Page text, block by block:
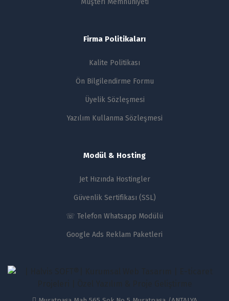
Firma Politikaları
Kalite Politikası
Ön Bilgilendirme Formu
Üyelik Sözleşmesi
Yazılım Kullanma Sözleşmesi
Modül & Hosting
Jet Hızında Hostingler
Güvenlik Sertifikası (SSL)
☏ Telefon Whatsapp Modülü
Google Ads Reklam Paketleri